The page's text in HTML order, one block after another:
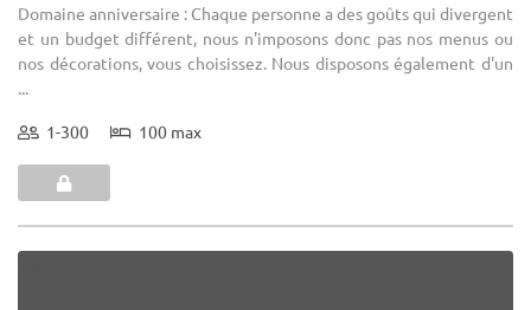
Domaine anniversaire : Chaque personne a des goûts qui divergent
et un budget différent, nous n'imposons donc pas nos menus ou
nos décorations, vous choisissez. Nous disposons également d'un
1-300 100 max